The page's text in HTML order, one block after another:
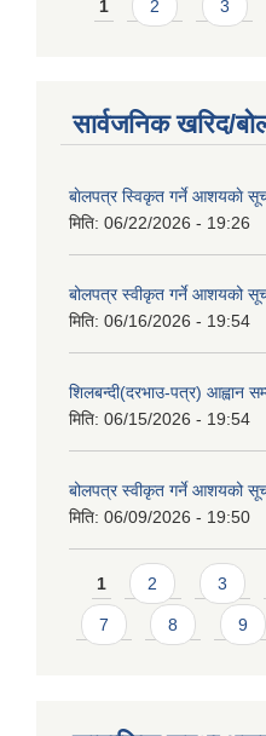
1 2 3
सार्वजनिक खरिद/
बाेलपत्र स्विकृत गर्ने आशयकाे
मिति: 06/22/2026 - 19:26
बोलपत्र स्वीकृत गर्ने आशयको
मिति: 06/16/2026 - 19:54
शिलबन्दी(दरभाउ-पत्र) आह्वान
मिति: 06/15/2026 - 19:54
बोलपत्र स्वीकृत गर्ने आशयको
मिति: 06/09/2026 - 19:50
Pages
1 2 3
7 8 9